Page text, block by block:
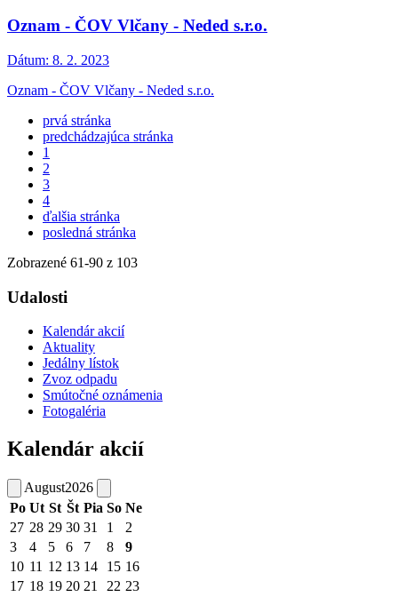
Oznam - ČOV Vlčany - Neded s.r.o.
Dátum: 8. 2. 2023
Oznam - ČOV Vlčany - Neded s.r.o.
prvá stránka
predchádzajúca stránka
1
2
3
4
ďalšia stránka
posledná stránka
Zobrazené 61-90 z 103
Udalosti
Kalendár akcií
Aktuality
Jedálny lístok
Zvoz odpadu
Smútočné oznámenia
Fotogaléria
Kalendár akcií
August2026
Po Ut St Št Pia So Ne
27 28 29 30 31 1
2
3
4 5 6 7 8
9
10 11 12 13 14 15 16
17 18 19 20 21 22 23